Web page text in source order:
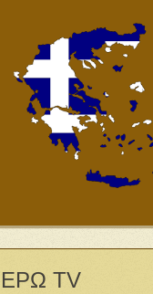
ΕΡΩ TV